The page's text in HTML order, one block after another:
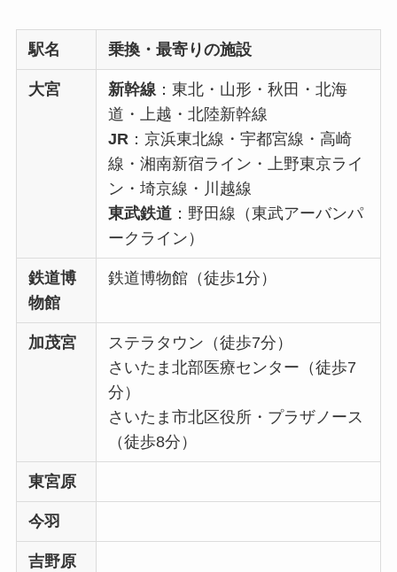
駅名 乗換・最寄りの施設
大宮 新幹線 ：東北・山形・秋田・北海
道・上越・北陸新幹線
JR ：京浜東北線・宇都宮線・高崎
線・湘南新宿ライン・上野東京ライ
ン・埼京線・川越線
東武鉄道 ：野田線（東武アーバンパ
ークライン）
鉄道博
物館
鉄道博物館（徒歩1分）
加茂宮
ステラタウン（徒歩7分）
さいたま北部医療センター（徒歩7
分）
さいたま市北区役所・プラザノース
（徒歩8分）
東宮原
今羽
吉野原